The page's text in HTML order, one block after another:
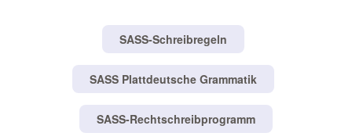
SASS-Schreibregeln
SASS Plattdeutsche Grammatik
SASS-Rechtschreibprogramm